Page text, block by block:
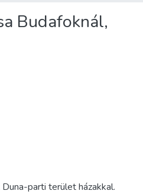
Budafoknál,
parti terület házakkal.